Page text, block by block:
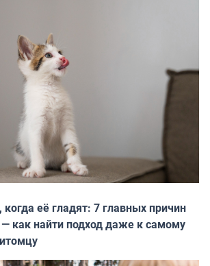
её гладят: 7 главных причин
— как найти подход даже к самому